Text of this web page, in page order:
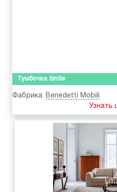
Тумбочка Smile
Фабрика: Benedetti Mobili
Узнать